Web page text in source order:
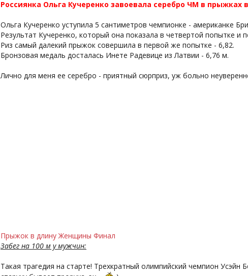
Россиянка Ольга Кучеренко завоевала серебро ЧМ в прыжках
Ольга Кучеренко уступила 5 сантиметров чемпионке - американке
Результат Кучеренко, который она показала в четвертой попытке и
Риз самый далекий прыжок совершила в первой же попытке - 6,82.
Бронзовая медаль досталась Инете Радевице из Латвии - 6,76 м.
Лично для меня ее серебро - приятный сюрприз, уж больно
Прыжок в длину Женщины Финал
Забег на 100 м у мужчин:
Такая трагедия на старте! Трехкратный олимпийский чемпион Усэйн